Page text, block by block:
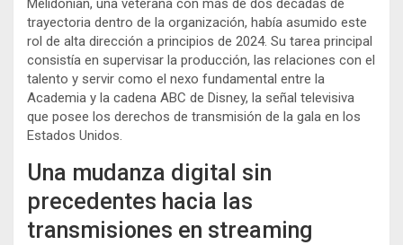
Melidonian, una veterana con más de dos décadas de
trayectoria dentro de la organización, había asumido este
rol de alta dirección a principios de 2024. Su tarea principal
consistía en supervisar la producción, las relaciones con el
talento y servir como el nexo fundamental entre la
Academia y la cadena ABC de Disney, la señal televisiva
que posee los derechos de transmisión de la gala en los
Estados Unidos.
Una mudanza digital sin
precedentes hacia las
transmisiones en streaming